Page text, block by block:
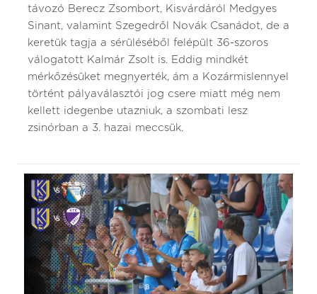
távozó Berecz Zsombort, Kisvárdáról Medgyes
Sinant, valamint Szegedről Novák Csanádot, de a
keretük tagja a sérüléséből felépült 36-szoros
válogatott Kalmár Zsolt is. Eddig mindkét
mérkőzésüket megnyerték, ám a Kozármislennyel
történt pályaválasztói jog csere miatt még nem
kellett idegenbe utazniuk, a szombati lesz
zsinórban a 3. hazai meccsük.